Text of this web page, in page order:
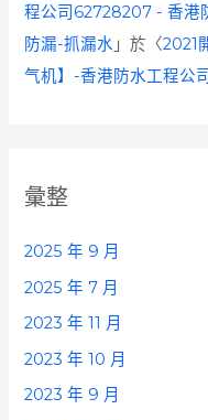
程公司62728207 - 香港
防漏-抓漏水 」於〈2021
气机】-香港防水工程公
彙整
2025 年 9 月
2025 年 7 月
2023 年 11 月
2023 年 10 月
2023 年 9 月